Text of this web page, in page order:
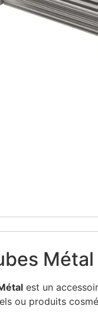
est un
ou produits